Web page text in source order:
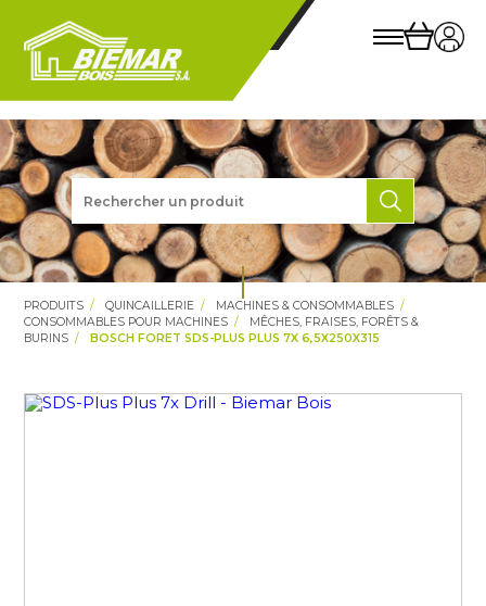
PRODUITS QUINCAILLERIE
MACHINES & CONSOMMABLES
CONSOMMABLES POUR MACHINES
MÊCHES, FRAISES, FORÊTS &
BURINS
BOSCH FORET SDS-PLUS PLUS 7X 6,5X250X315